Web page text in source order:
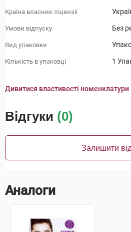
Країна власник ліцензії
Умови відпуску Без
Вид упаковки
Кількість в упаковці 1
Дивитися властивості номенклатури
Відгуки (0)
Залишити
Аналоги